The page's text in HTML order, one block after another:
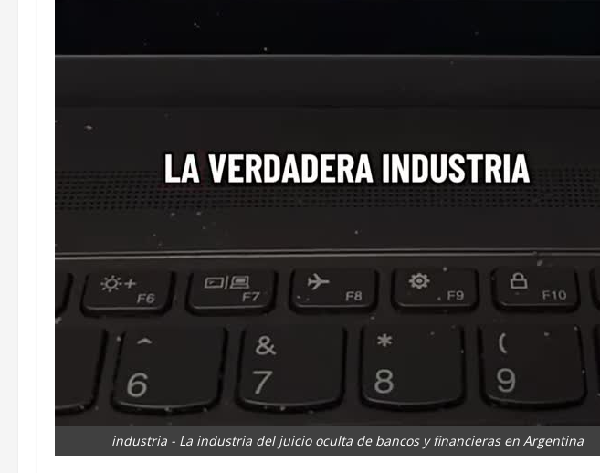
industria - La industria del juicio oculta de bancos y financieras en Argentina